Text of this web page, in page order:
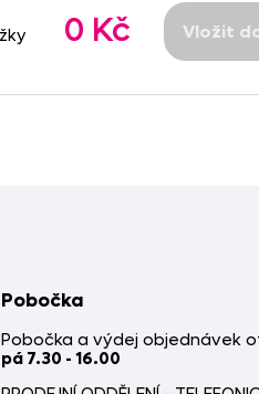
0 Kč Vložit
Pobočka
Pobočka a výdej objednávek
pá 7.30 - 16.00